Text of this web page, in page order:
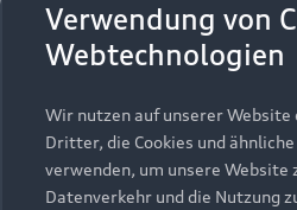
Modelle
Alle Modelle
Modelle vergleichen
Kaufen & leasen
Neuwagensuche
Service & Zubehör
Verwendung von
Webtechnologien
Wir nutzen auf unserer Website
Dritter, die Cookies und
verwenden, um unsere Website
Datenverkehr und die Nutzung